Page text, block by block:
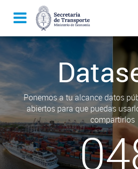
Ponemos a tu alcance datos
abiertos para que puedas
compartirlos